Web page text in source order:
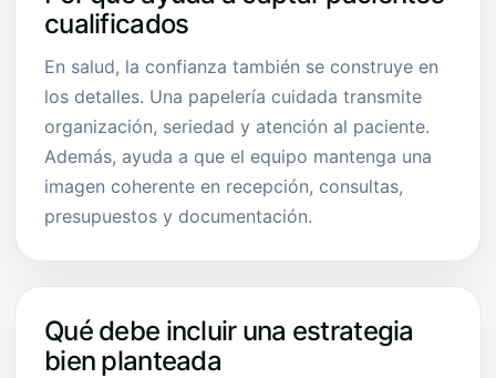
cualificados
En salud, la confianza también se construye en
los detalles. Una papelería cuidada transmite
organización, seriedad y atención al paciente.
Además, ayuda a que el equipo mantenga una
imagen coherente en recepción, consultas,
presupuestos y documentación.
Qué debe incluir una estrategia
bien planteada